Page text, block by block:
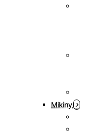
Mikiny